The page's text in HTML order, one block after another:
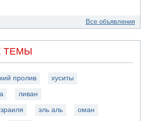
Все объявления
ТЕМЫ
пролив хуситы
ливан
эль аль оман